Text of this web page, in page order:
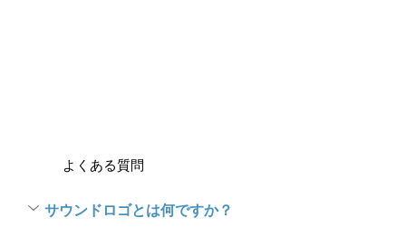
よくある質問
サウンドロゴとは何ですか？